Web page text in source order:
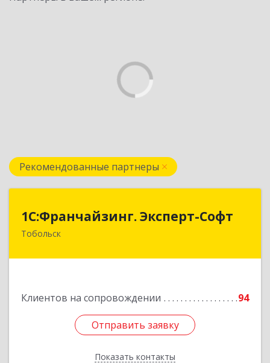
Рекомендованные партнеры
1С:Франчайзинг. Эксперт-Софт
Тобольск
Клиентов на сопровождении 94
Отправить заявку
Показать контакты
1С:Франчайзинг. Эксперт-Софт
626150, Тюменская обл, Тобольск г, 7-й мкр,
Отправить заявку
Назад